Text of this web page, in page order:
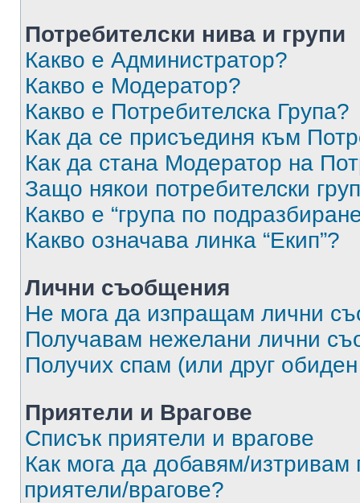
Потребителски нива и групи
Какво е Администратор?
Какво е Модератор?
Какво е Потребителска Група?
Как да се присъединя към
Как да стана Модератор на
Защо някои потребителски
Какво е “група по
Какво означава линка “Екип”?
Лични съобщения
Не мога да изпращам лични
Получавам нежелани лични
Получих спам (или друг
Приятели и Врагове
Списък приятели и врагове
Как мога да добавям/изтривам
приятели/врагове?